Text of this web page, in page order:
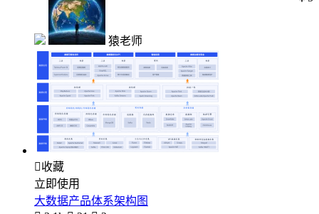
猿老师
收藏
立即使用
大数据产品体系架构图